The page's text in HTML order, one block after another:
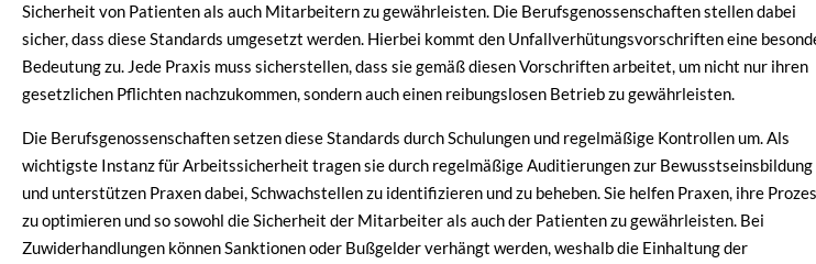
Sicherheit von Patienten als auch Mitarbeitern zu gewährleisten. Die Berufsgenossenschaften stellen dabei
sicher, dass diese Standards umgesetzt werden. Hierbei kommt den Unfallverhütungsvorschriften eine
Bedeutung zu. Jede Praxis muss sicherstellen, dass sie gemäß diesen Vorschriften arbeitet, um nicht nur ihren
gesetzlichen Pflichten nachzukommen, sondern auch einen reibungslosen Betrieb zu gewährleisten.
Die Berufsgenossenschaften setzen diese Standards durch Schulungen und regelmäßige Kontrollen um. Als
wichtigste Instanz für Arbeitssicherheit tragen sie durch regelmäßige Auditierungen zur Bewusstseinsbildung
und unterstützen Praxen dabei, Schwachstellen zu identifizieren und zu beheben. Sie helfen Praxen, ihre
zu optimieren und so sowohl die Sicherheit der Mitarbeiter als auch der Patienten zu gewährleisten. Bei
Zuwiderhandlungen können Sanktionen oder Bußgelder verhängt werden, weshalb die Einhaltung der